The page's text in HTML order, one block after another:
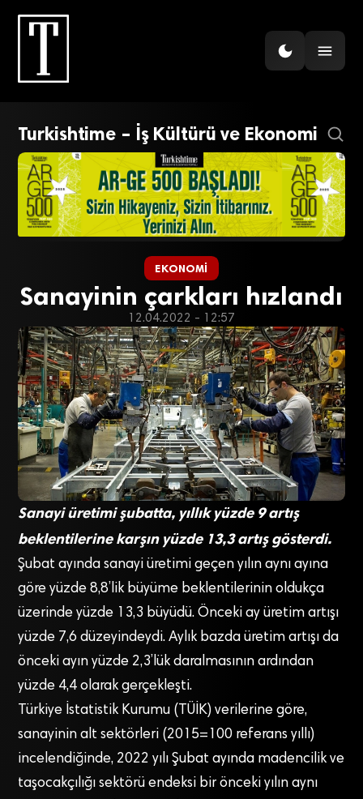
Turkishtime – İş Kültürü ve Ekonomi
EKONOMI
Sanayinin çarkları hızlandı
12.04.2022 - 12:57
Sanayi üretimi şubatta, yıllık yüzde 9 artış
beklentilerine karşın yüzde 13,3 artış gösterdi.
Şubat ayında sanayi üretimi geçen yılın aynı ayına
göre yüzde 8,8’lik büyüme beklentilerinin oldukça
üzerinde yüzde 13,3 büyüdü. Önceki ay üretim artışı
yüzde 7,6 düzeyindeydi. Aylık bazda üretim artışı da
önceki ayın yüzde 2,3’lük daralmasının ardından
yüzde 4,4 olarak gerçekleşti.
Türkiye İstatistik Kurumu (TÜİK) verilerine göre,
sanayinin alt sektörleri (2015=100 referans yıllı)
incelendiğinde, 2022 yılı Şubat ayında madencilik ve
taşocakçılığı sektörü endeksi bir önceki yılın aynı